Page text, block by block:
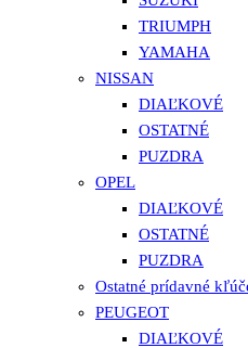
TRIUMPH
YAMAHA
NISSAN
DIAĽKOVÉ
OSTATNÉ
PUZDRA
OPEL
DIAĽKOVÉ
OSTATNÉ
PUZDRA
Ostatné prídavné
PEUGEOT
DIAĽKOVÉ